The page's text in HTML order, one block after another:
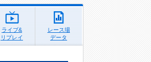
ライブ&
リプレイ
レース場
データ